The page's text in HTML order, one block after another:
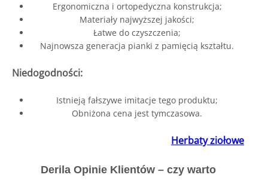
Ergonomiczna i ortopedyczna konstrukcja;
Materiały najwyższej jakości;
Łatwe do czyszczenia;
Najnowsza generacja pianki z pamięcią kształtu.
Niedogodności:
Istnieją fałszywe imitacje tego produktu;
Obniżona cena jest tymczasowa.
Herbaty ziołowe
Derila Opinie Klientów – czy warto